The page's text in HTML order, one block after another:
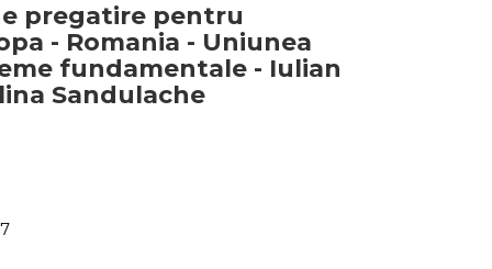
pregatire pentru
- Romania - Uniunea
fundamentale - Iulian
Sandulache